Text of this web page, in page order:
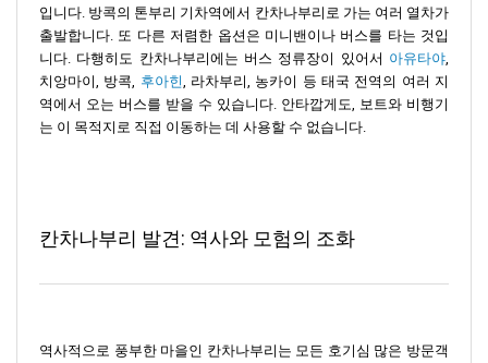
입니다. 방콕의 톤부리 기차역에서 칸차나부리로 가는 여러 열차가
출발합니다. 또 다른 저렴한 옵션은 미니밴이나 버스를 타는 것입
니다. 다행히도 칸차나부리에는 버스 정류장이 있어서 아유타야,
치앙마이, 방콕, 후아힌, 라차부리, 농카이 등 태국 전역의 여러 지
역에서 오는 버스를 받을 수 있습니다. 안타깝게도, 보트와 비행기
는 이 목적지로 직접 이동하는 데 사용할 수 없습니다.
칸차나부리 발견: 역사와 모험의 조화
역사적으로 풍부한 마을인 칸차나부리는 모든 호기심 많은 방문객